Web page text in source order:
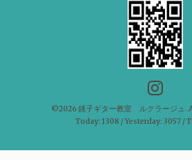
©2026 銚子ギター教室 ルクラージュ .
Today: 1308 / Yesterday: 3057 /